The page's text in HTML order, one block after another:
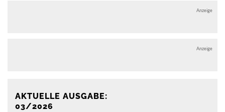
Anzeige
Anzeige
AKTUELLE AUSGABE:
03/2026